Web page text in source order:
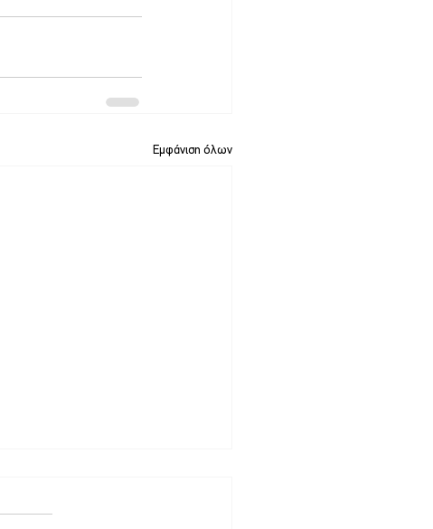
Εμφάνιση όλων